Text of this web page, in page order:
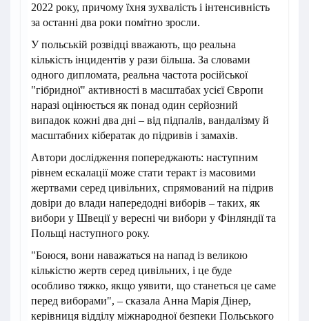
2022 року, причому їхня зухвалість і інтенсивність
за останні два роки помітно зросли.
У польській розвідці вважають, що реальна
кількість інцидентів у рази більша. За словами
одного дипломата, реальна частота російської
"гібридної" активності в масштабах усієї Європи
наразі оцінюється як понад один серйозний
випадок кожні два дні – від підпалів, вандалізму й
масштабних кібератак до підривів і замахів.
Автори дослідження попереджають: наступним
рівнем ескалації може стати теракт із масовими
жертвами серед цивільних, спрямований на підрив
довіри до влади напередодні виборів – таких, як
вибори у Швеції у вересні чи вибори у Фінляндії та
Польщі наступного року.
"Боюся, вони наважаться на напад із великою
кількістю жертв серед цивільних, і це буде
особливо тяжко, якщо уявити, що станеться це саме
перед виборами", – сказала Анна Марія Дінер,
керівниця відділу міжнародної безпеки Польського